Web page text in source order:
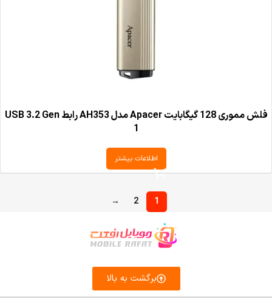
فلش مموری 128 گیگابایت Apacer مدل AH353 رابط USB 3.2 Gen
1
اطلاعات بیشتر
1
2
→
برگشت به بالا